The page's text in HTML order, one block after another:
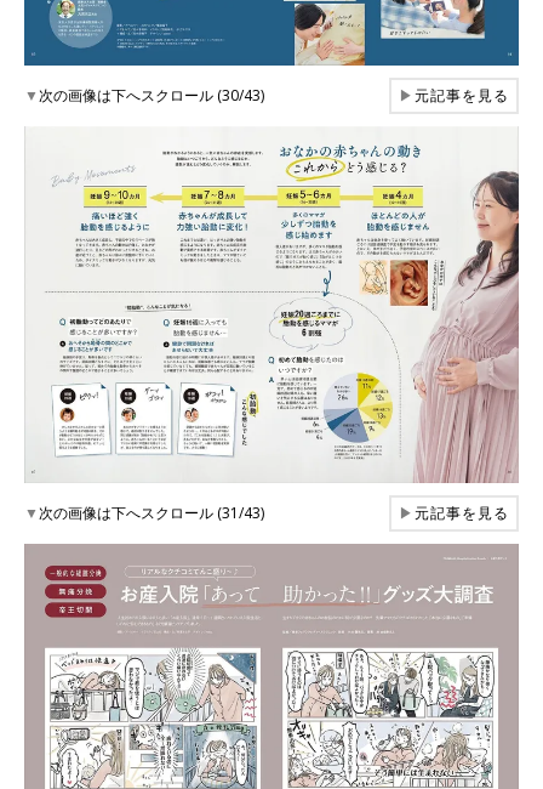
▼次の画像は下へスクロール (30/43) ▶元記事を見る
▼次の画像は下へスクロール (31/43) ▶元記事を見る